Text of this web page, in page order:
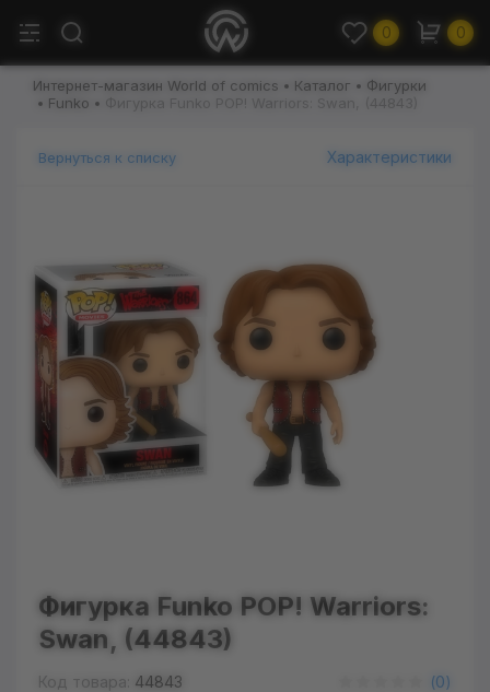
0 0
Интернет-магазин World of comics Каталог
Фигурки
Funko
Фигурка Funko POP! Warriors: Swan, (44843)
Вернуться к списку Характеристики
Фигурка Funko POP! Warriors:
Swan, (44843)
Код товара: 44843 (0)